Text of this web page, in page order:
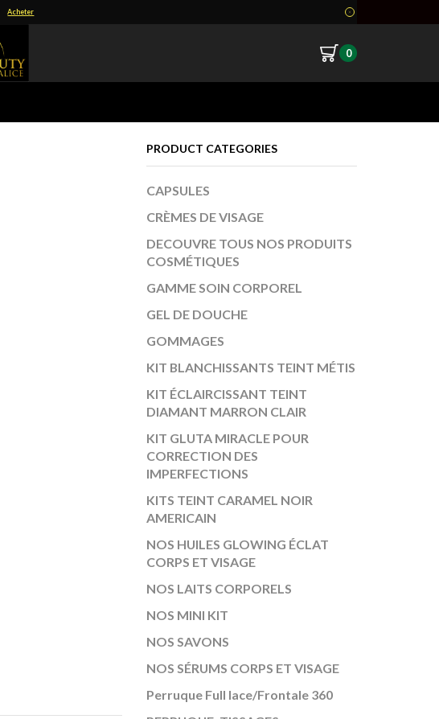
Acheter
0
PRODUCT CATEGORIES
CAPSULES
CRÈMES DE VISAGE
DECOUVRE TOUS NOS PRODUITS
COSMÉTIQUES
GAMME SOIN CORPOREL
GEL DE DOUCHE
GOMMAGES
KIT BLANCHISSANTS TEINT MÉTIS
KIT ÉCLAIRCISSANT TEINT
DIAMANT MARRON CLAIR
KIT GLUTA MIRACLE POUR
CORRECTION DES
IMPERFECTIONS
KITS TEINT CARAMEL NOIR
AMERICAIN
NOS HUILES GLOWING ÉCLAT
CORPS ET VISAGE
NOS LAITS CORPORELS
NOS MINI KIT
NOS SAVONS
NOS SÉRUMS CORPS ET VISAGE
Perruque Full lace/Frontale 360